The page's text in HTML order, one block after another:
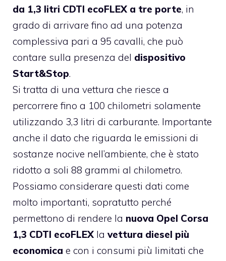
da 1,3 litri CDTI ecoFLEX a tre porte, in
grado di arrivare fino ad una potenza
complessiva pari a 95 cavalli, che può
contare sulla presenza del dispositivo
Start&Stop.
Si tratta di una vettura che riesce a
percorrere fino a 100 chilometri solamente
utilizzando 3,3 litri di carburante. Importante
anche il dato che riguarda le emissioni di
sostanze nocive nell’ambiente, che è stato
ridotto a soli 88 grammi al chilometro.
Possiamo considerare questi dati come
molto importanti, sopratutto perché
permettono di rendere la nuova Opel Corsa
1,3 CDTI ecoFLEX la vettura diesel più
economica e con i consumi più limitati che